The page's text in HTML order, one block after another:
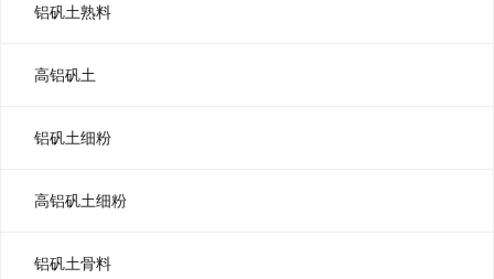
铝矾土熟料
高铝矾土
铝矾土细粉
高铝矾土细粉
铝矾土骨料